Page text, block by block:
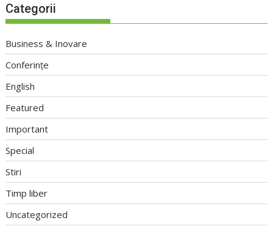
Categorii
Business & Inovare
Conferințe
English
Featured
Important
Special
Stiri
Timp liber
Uncategorized